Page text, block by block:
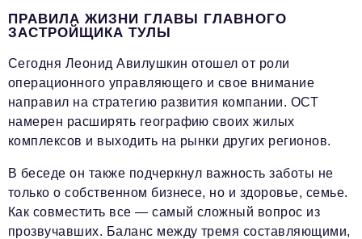
ПРАВИЛА ЖИЗНИ ГЛАВЫ ГЛАВНОГО
ЗАСТРОЙЩИКА ТУЛЫ
Сегодня Леонид Авилушкин отошел от роли
операционного управляющего и свое внимание
направил на стратегию развития компании. ОСТ
намерен расширять географию своих жилых
комплексов и выходить на рынки других регионов.
В беседе он также подчеркнул важность заботы не
только о собственном бизнесе, но и здоровье, семье.
Как совместить все — самый сложный вопрос из
прозвучавших. Баланс между тремя составляющими,